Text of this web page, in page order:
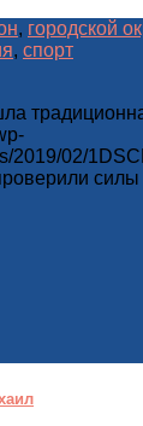
, городской
, спорт
2019/02/
силы